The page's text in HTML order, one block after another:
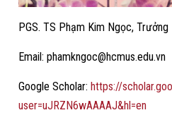
PGS. TS Phạm Kim Ngọc,
Email: phamkngoc@hcmus.edu.vn
Google Scholar:https://
user=uJRZN6wAAAAJ&hl=en